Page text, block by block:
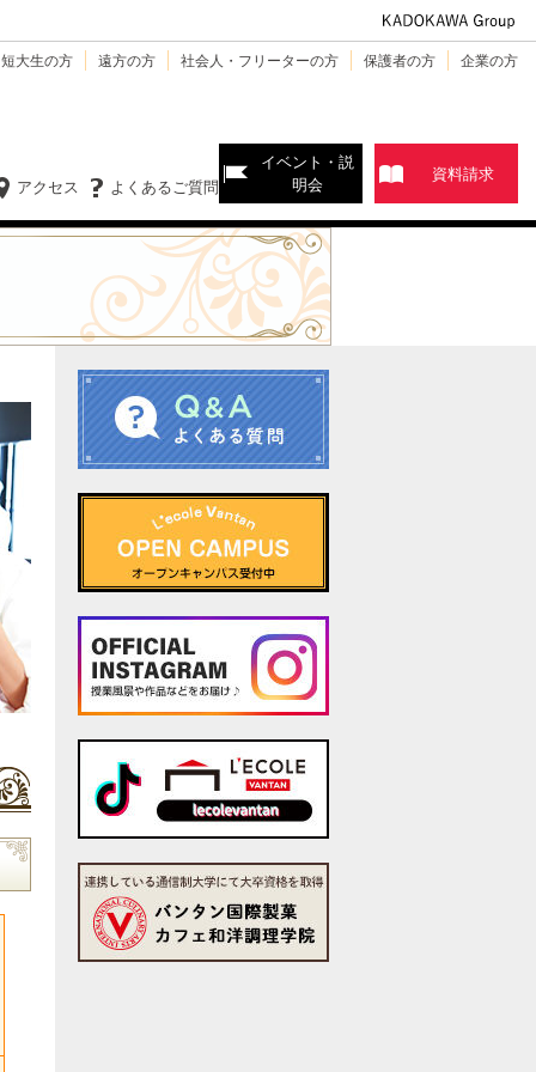
大生の方 遠方の方 社会人・フリーターの方 保護者の方 企業の方
よくあるご質問
アクセス
イベント・説
明会
資料請求